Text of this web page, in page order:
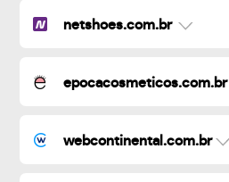
netshoes.com.br
epocacosmeticos.com.br
webcontinental.com.br